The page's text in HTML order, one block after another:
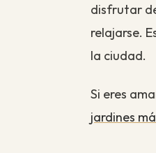
disfrutar
relajarse.
la ciudad.
Si eres
jardines